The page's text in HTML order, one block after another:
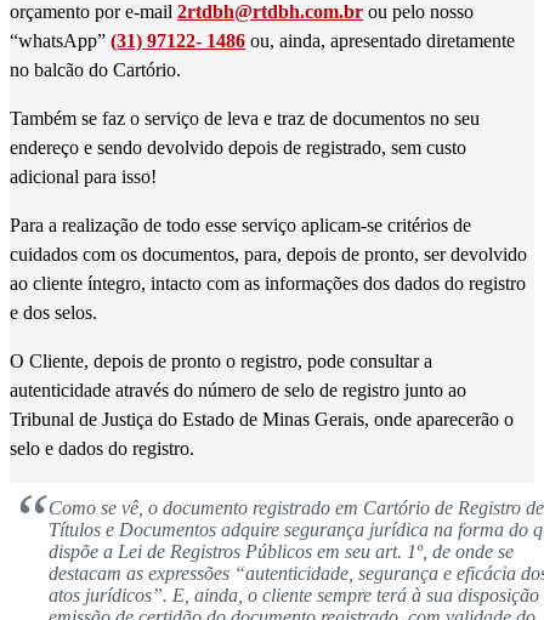
orçamento por e-mail 2rtdbh@rtdbh.com.br ou pelo nosso
“whatsApp” (31) 97122- 1486 ou, ainda, apresentado diretamente
no balcão do Cartório.
Também se faz o serviço de leva e traz de documentos no seu
endereço e sendo devolvido depois de registrado, sem custo
adicional para isso!
Para a realização de todo esse serviço aplicam-se critérios de
cuidados com os documentos, para, depois de pronto, ser devolvido
ao cliente íntegro, intacto com as informações dos dados do registro
e dos selos.
O Cliente, depois de pronto o registro, pode consultar a
autenticidade através do número de selo de registro junto ao
Tribunal de Justiça do Estado de Minas Gerais, onde aparecerão o
selo e dados do registro.
Como se vê, o documento registrado em Cartório de Registro de
Títulos e Documentos adquire segurança jurídica na forma do
dispõe a Lei de Registros Públicos em seu art. 1º, de onde se
destacam as expressões “autenticidade, segurança e eficácia
atos jurídicos”. E, ainda, o cliente sempre terá à sua disposição